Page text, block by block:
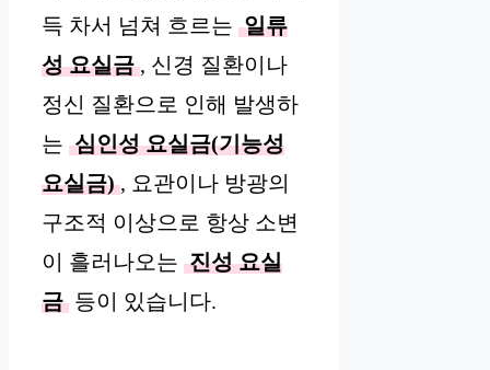
득 차서 넘쳐 흐르는 일류
성 요실금 , 신경 질환이나
정신 질환으로 인해 발생하
는 심인성 요실금(기능성
요실금) , 요관이나 방광의
구조적 이상으로 항상 소변
이 흘러나오는 진성 요실
금 등이 있습니다.